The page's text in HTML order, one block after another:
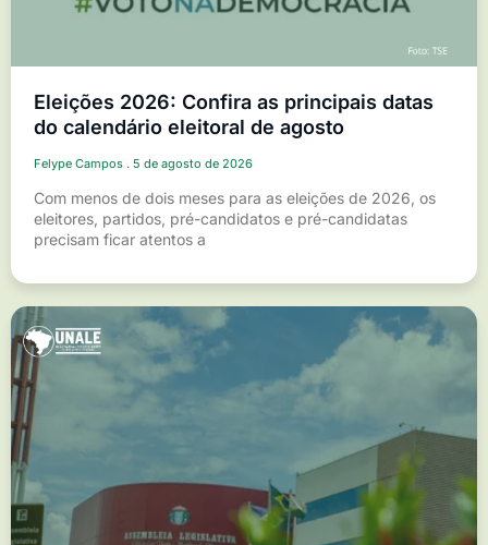
Eleições 2026: Confira as principais datas
do calendário eleitoral de agosto
Felype Campos 5 de agosto de 2026
Com menos de dois meses para as eleições de 2026, os
eleitores, partidos, pré-candidatos e pré-candidatas
precisam ficar atentos a